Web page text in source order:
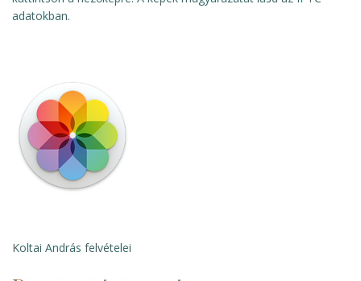
adatokban.
Koltai András felvételei